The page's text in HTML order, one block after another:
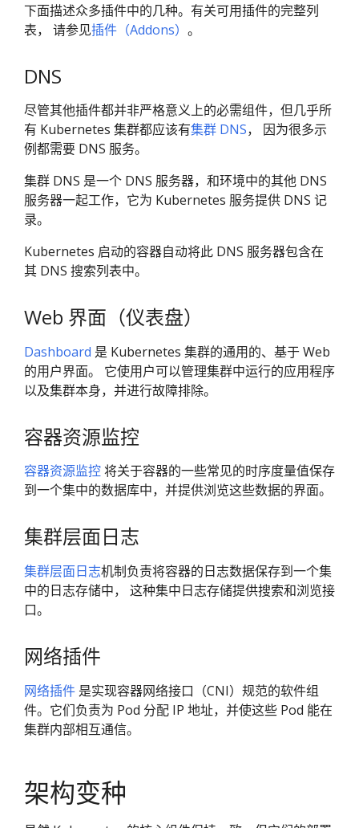
下面描述众多插件中的几种。有关可用插件的完整列
表， 请参见插件（Addons） 。
DNS
尽管其他插件都并非严格意义上的必需组件，但几乎所
有 Kubernetes 集群都应该有集群 DNS， 因为很多示
例都需要 DNS 服务。
集群 DNS 是一个 DNS 服务器，和环境中的其他 DNS
服务器一起工作，它为 Kubernetes 服务提供 DNS 记
录。
Kubernetes 启动的容器自动将此 DNS 服务器包含在
其 DNS 搜索列表中。
Web 界面（仪表盘）
Dashboard 是 Kubernetes 集群的通用的、基于 Web
的用户界面。 它使用户可以管理集群中运行的应用程序
以及集群本身，并进行故障排除。
容器资源监控
容器资源监控将关于容器的一些常见的时序度量值保存
到一个集中的数据库中，并提供浏览这些数据的界面。
集群层面日志
集群层面日志机制负责将容器的日志数据保存到一个集
中的日志存储中， 这种集中日志存储提供搜索和浏览接
口。
网络插件
网络插件 是实现容器网络接口（CNI）规范的软件组
件。它们负责为 Pod 分配 IP 地址，并使这些 Pod 能在
集群内部相互通信。
架构变种